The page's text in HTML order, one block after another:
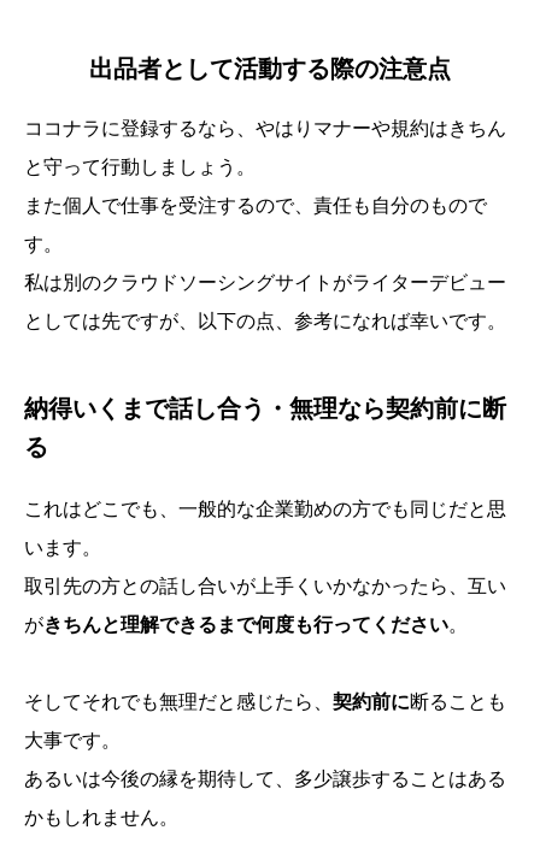
出品者として活動する際の注意点
ココナラに登録するなら、やはりマナーや規約はきちん
と守って行動しましょう。
また個人で仕事を受注するので、責任も自分のもので
す。
私は別のクラウドソーシングサイトがライターデビュー
としては先ですが、以下の点、参考になれば幸いです。
納得いくまで話し合う・無理なら契約前に断
る
これはどこでも、一般的な企業勤めの方でも同じだと思
います。
取引先の方との話し合いが上手くいかなかったら、互い
がきちんと理解できるまで何度も行ってください。
そしてそれでも無理だと感じたら、 契約前に断ることも
大事です。
あるいは今後の縁を期待して、多少譲歩することはある
かもしれません。